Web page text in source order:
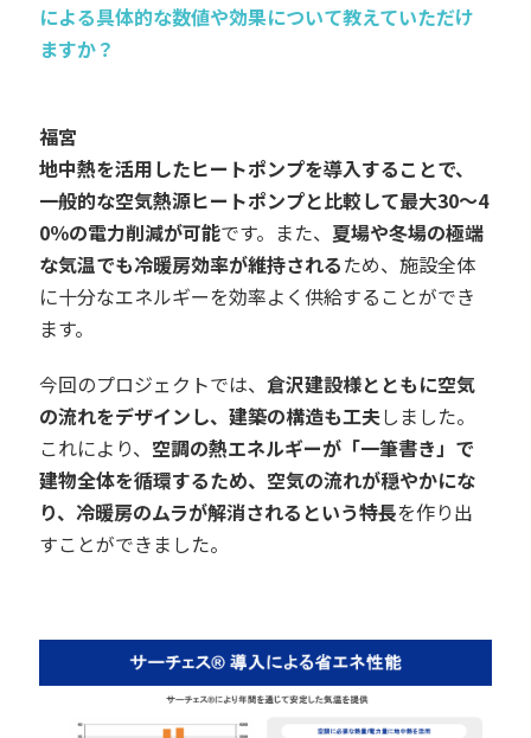
による具体的な数値や効果について教えていただけ
ますか？
福宮
地中熱を活用したヒートポンプを導入することで、
一般的な空気熱源ヒートポンプと比較して最大30～4
0％の電力削減が可能です。また、 夏場や冬場の極端
な気温でも冷暖房効率が維持されるため、施設全体
に十分なエネルギーを効率よく供給することができ
ます。
今回のプロジェクトでは、倉沢建設様とともに空気
の流れをデザインし、建築の構造も工夫しました。
これにより、 空調の熱エネルギーが「一筆書き」で
建物全体を循環するため、空気の流れが穏やかにな
り、冷暖房のムラが解消されるという特長を作り出
すことができました。